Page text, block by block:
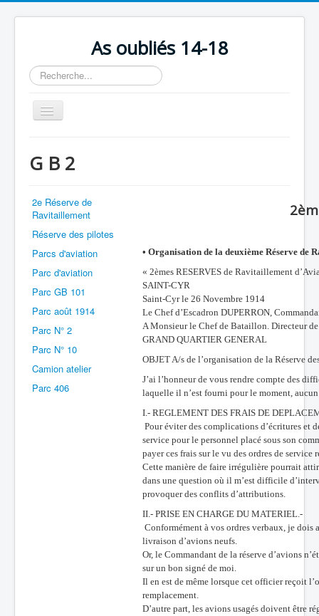
As oubliés 14-18
Rechercher
Basculer
la
Chronologie
Organisation
Avions
Personnels
Formation
Doctrines
Les As
Cahiers des As
G B 2
2e Réserve de
Ravitaillement
Réserve des pilotes
Parcs d'aviation
Parc d'aviation
Parc GB 101
Parc août 1914
Parc N° 2
Parc N° 10
Camion atelier
Parc 406
• Organisation de la deuxième Réserve de
« 2èmes RESERVES de Ravitaillement
SAINT-CYR
Saint-Cyr le 26 Novembre 1914
Le Chef d’Escadron DUPERRON,
A Monsieur le Chef de Bataillon. Directeur
GRAND QUARTIER GENERAL
OBJET A/s de l’organisation de la Réserve
J’ai l’honneur de vous rendre compte des
laquelle il n’est fourni pour le moment,
I.- REGLEMENT DES FRAIS DE
Pour éviter des complications d’écritures et
service pour le personnel placé sous son
payer ces frais sur le vu des ordres de
Cette manière de faire irrégulière pourrait
dans une question où il m’est difficile
provoquer des conflits d’attributions.
II.- PRISE EN CHARGE DU MATERIEL.-
Conformément à vos ordres verbaux, je dois
livraison d’avions neufs.
Or, le Commandant de la réserve d’avions
sur un bon signé de moi.
Il en est de même lorsque cet officier reçoit
remplacement.
D’autre part, les avions usagés doivent être